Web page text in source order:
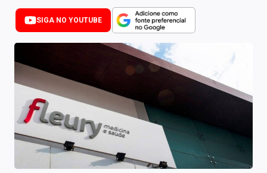
Últimas Notícias
Newsletters
Comprar ou vender?
Carteiras Recomendadas
Central de Dividendos
Central de Fundos Imobiliários
SIGA NO YOUTUBE